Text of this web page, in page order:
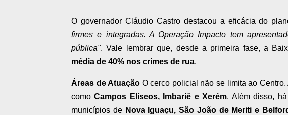
O governador Cláudio Castro destacou a eficácia do
firmes e integradas. A Operação Impacto tem
pública". Vale lembrar que, desde a primeira fase, a
média de 40% nos crimes de rua.
Áreas de Atuação O cerco policial não se limita ao
comoCampos Elíseos, Imbariê e Xerém. Além disso,
municípios de Nova Iguaçu, São João de Meriti e